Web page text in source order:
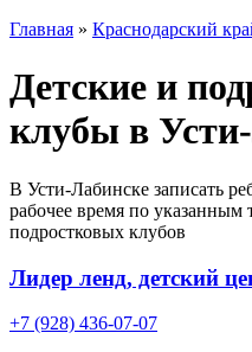
Главная » Краснодарский
Детские и
клубы в
В Усти-Лабинске записать
рабочее время по указанным
подростковых клубов
Лидер ленд, детский
+7 (928) 436-07-07